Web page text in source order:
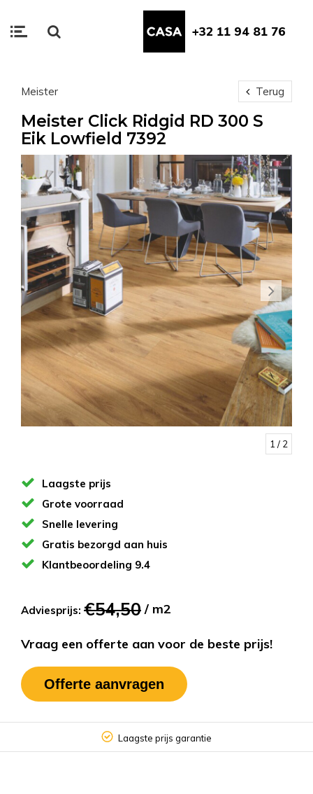
+32 11 94 81 76
Meister Terug
Meister Click Ridgid RD 300 S
Eik Lowfield 7392
1 / 2
Laagste prijs
Grote voorraad
Snelle levering
Gratis bezorgd aan huis
Klantbeoordeling 9.4
Adviesprijs: €54,50 / m2
Vraag een offerte aan voor de beste prijs!
Offerte aanvragen
Laagste prijs garantie